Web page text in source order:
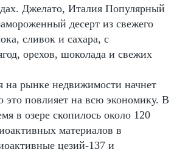
Джелато, Италия Популярный
десерт из свежего
сливок и сахара, с
орехов, шоколада и свежих
на рынке недвижимости начнет
это повлияет на всю экономику. В
в озере скопилось около 120
материалов в
цезий-137 и